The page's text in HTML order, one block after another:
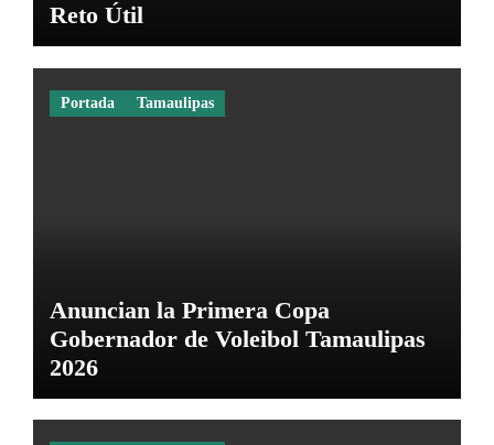
Reto Útil
Portada Tamaulipas
Anuncian la Primera Copa
Gobernador de Voleibol Tamaulipas
2026